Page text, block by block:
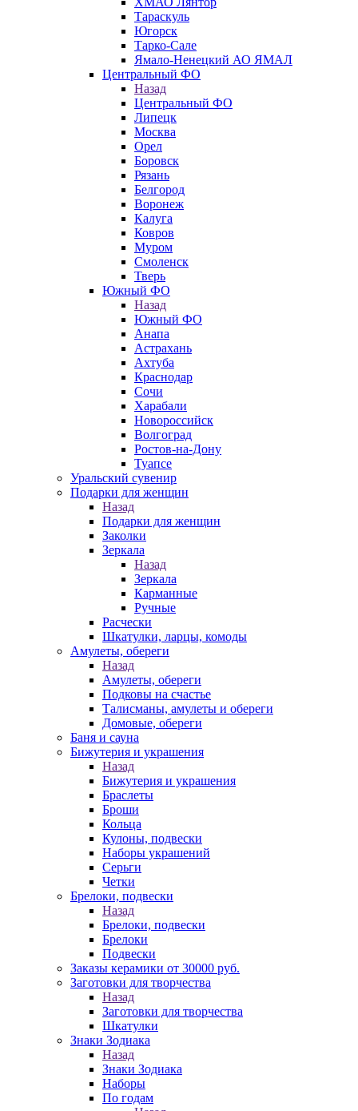
Тараскуль
Югорск
Тарко-Сале
Ямало-Ненецкий АО ЯМАЛ
Центральный ФО
Назад
Центральный ФО
Липецк
Москва
Орел
Боровск
Рязань
Белгород
Воронеж
Калуга
Ковров
Муром
Смоленск
Тверь
Южный ФО
Назад
Южный ФО
Анапа
Астрахань
Ахтуба
Краснодар
Сочи
Харабали
Новороссийск
Волгоград
Ростов-на-Дону
Туапсе
Уральский сувенир
Подарки для женщин
Назад
Подарки для женщин
Заколки
Зеркала
Назад
Зеркала
Карманные
Ручные
Расчески
Шкатулки, ларцы, комоды
Амулеты, обереги
Назад
Амулеты, обереги
Подковы на счастье
Талисманы, амулеты и обереги
Домовые, обереги
Баня и сауна
Бижутерия и украшения
Назад
Бижутерия и украшения
Браслеты
Броши
Кольца
Кулоны, подвески
Наборы украшений
Серьги
Четки
Брелоки, подвески
Назад
Брелоки, подвески
Брелоки
Подвески
Заказы керамики от 30000 руб.
Заготовки для творчества
Назад
Заготовки для творчества
Шкатулки
Знаки Зодиака
Назад
Знаки Зодиака
Наборы
По годам